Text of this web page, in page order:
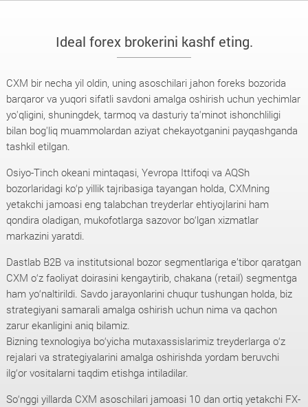
Ideal forex brokerini kashf eting.
CXM bir necha yil oldin, uning asoschilari jahon foreks bozorida
barqaror va yuqori sifatli savdoni amalga oshirish uchun yechimlar
yo'qligini, shuningdek, tarmoq va dasturiy ta'minot ishonchliligi
bilan bog'liq muammolardan aziyat chekayotganini payqashganda
tashkil etilgan.
Osiyo-Tinch okeani mintaqasi, Yevropa Ittifoqi va AQSh
bozorlaridagi ko‘p yillik tajribasiga tayangan holda, CXMning
yetakchi jamoasi eng talabchan treyderlar ehtiyojlarini ham
qondira oladigan, mukofotlarga sazovor bo‘lgan xizmatlar
markazini yaratdi.
Dastlab B2B va institutsional bozor segmentlariga e’tibor qaratgan
CXM o‘z faoliyat doirasini kengaytirib, chakana (retail) segmentga
ham yo‘naltirildi. Savdo jarayonlarini chuqur tushungan holda, biz
strategiyani samarali amalga oshirish uchun nima va qachon
zarur ekanligini aniq bilamiz.
Bizning texnologiya bo‘yicha mutaxassislarimiz treyderlarga o‘z
rejalari va strategiyalarini amalga oshirishda yordam beruvchi
ilg‘or vositalarni taqdim etishga intiladilar.
So‘nggi yillarda CXM asoschilari jamoasi 10 dan ortiq yetakchi FX-